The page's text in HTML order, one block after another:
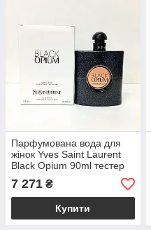
Парфумована вода для
жінок Yves Saint Laurent
Black Opium 90ml тестер
оригінал, ванільний
кавовий аромат
7 271 ₴
Купити